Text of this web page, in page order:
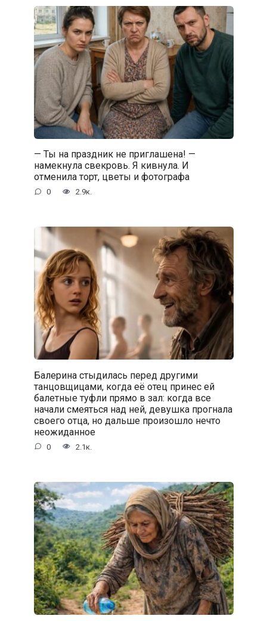
— Ты на праздник не приглашена! —
намекнула свекровь. Я кивнула. И
отменила торт, цветы и фотографа
0 2.9к.
Балерина стыдилась перед другими
танцовщицами, когда её отец принес ей
балетные туфли прямо в зал: когда все
начали смеяться над ней, девушка прогнала
своего отца, но дальше произошло нечто
неожиданное
0 2.1к.